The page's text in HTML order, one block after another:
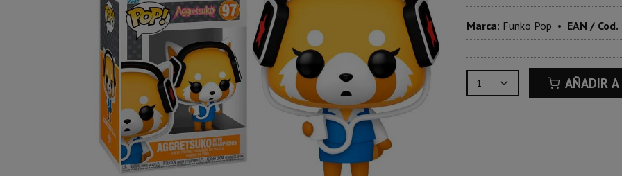
Marca: Funko Pop • EAN /
AÑADIR A